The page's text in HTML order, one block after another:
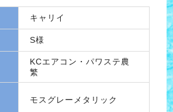
キャリイ
S様
KCエアコン・パワステ農
繁
モスグレーメタリック